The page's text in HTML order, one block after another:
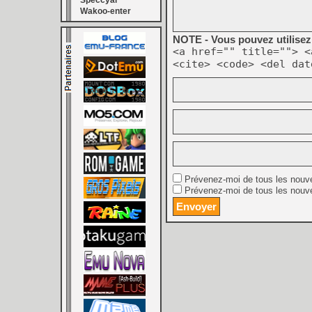
Wakoo-enter
NOTE - Vous pouvez
<a href="" title="">
<cite> <code> <del
Prévenez-moi de tous les
Prévenez-moi de tous les